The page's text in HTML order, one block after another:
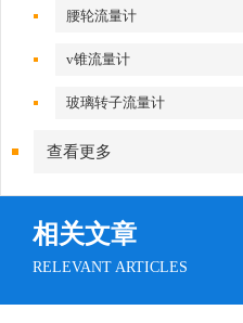
腰轮流量计
v锥流量计
玻璃转子流量计
查看更多
相关文章
RELEVANT ARTICLES